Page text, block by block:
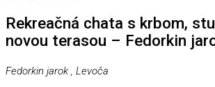
Rekreačná chata s krbom,
novou terasou – Fedorkin
Fedorkin jarok , Levoča